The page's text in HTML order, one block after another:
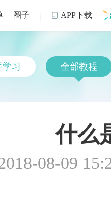
圈子  APP下载
习 全部教程
什么
08-09